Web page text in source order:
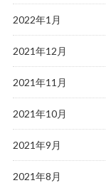
2022年1月
2021年12月
2021年11月
2021年10月
2021年9月
2021年8月